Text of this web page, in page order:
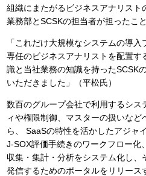
組織にまたがるビジネスアナリス
業務部とSCSKの担当者が担ったこと
「これだけ大規模なシステムの導
専任のビジネスアナリストを配置す
識と当社業務の知識を持ったSCSK
いただきました」（平松氏）
数百のグループ会社で利用するシス
ィや権限制御、マスターの扱いな
ら、 SaaSの特性を活かしたアジャ
J-SOX評価手続きのワークフロー化
収集・集計・分析をシステム化し
発信するためのポータルをリリー